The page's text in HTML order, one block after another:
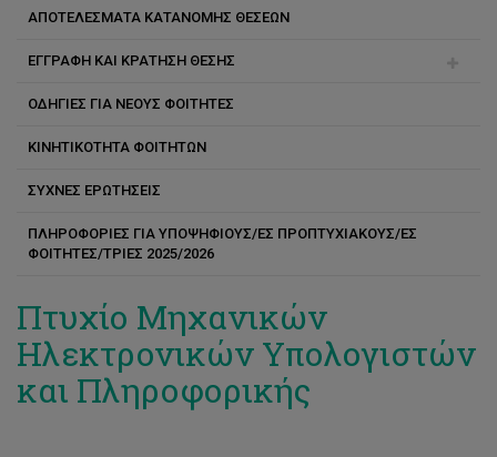
Culinary Arts (Μαγειρικές Τέχνες)-γλώσσα διδασκαλίας
Έλληνες υπήκοοι
Θρησκευτικές ομάδες και άλλοι
Ειδικές Κατηγορίες
Μετεγγραφές και 2ο πτυχίο
Κενές θέσεις
Διεθνείς Φοιτητές
ΑΠΟΤΕΛΕΣΜΑΤΑ ΚΑΤΑΝΟΜΗΣ ΘΕΣΕΩΝ
EΓΓΡΑΦΗ ΚΑΙ ΚΡΑΤΗΣΗ ΘΕΣΗΣ
Αρχική κατανομή Παγκύπριων Εξετάσεων
Άλλες κατανομές θέσεων
ΟΔΗΓΙΕΣ ΓΙΑ ΝΕΟΥΣ ΦΟΙΤΗΤΕΣ
ΚΙΝΗΤΙΚΟΤΗΤΑ ΦΟΙΤΗΤΩΝ
ΣΥΧΝΕΣ ΕΡΩΤΗΣΕΙΣ
ΠΛΗΡΟΦΟΡΙΕΣ ΓΙΑ ΥΠΟΨΗΦΙΟΥΣ/ΕΣ ΠΡΟΠΤΥΧΙΑΚΟΥΣ/ΕΣ
ΦΟΙΤΗΤΕΣ/ΤΡΙΕΣ 2025/2026
Πτυχίο Μηχανικών
Ηλεκτρονικών Υπολογιστών
και Πληροφορικής